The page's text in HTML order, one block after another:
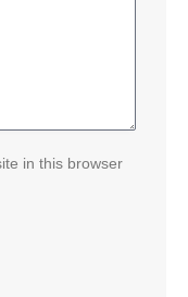
in this browser